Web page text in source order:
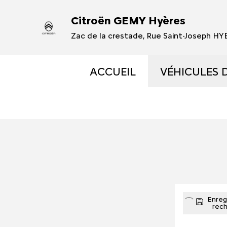
Citroën GEMY Hyères
Zac de la crestade, Rue Saint-Joseph
ACCUEIL VÉHICULES